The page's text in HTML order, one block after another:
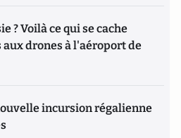
? Voilà ce qui se cache
drones à l'aéroport de
incursion régalienne